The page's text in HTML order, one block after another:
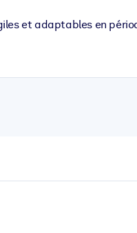
et adaptables en